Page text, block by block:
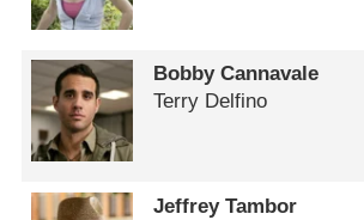
Bobby Cannavale
Terry Delfino
Jeffrey Tambor